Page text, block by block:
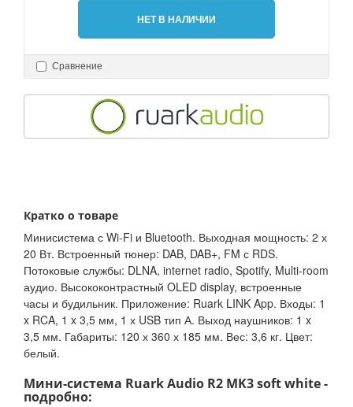
НЕТ В НАЛИЧИИ
Сравнение
Кратко о товаре
Минисистема с Wi-Fi и Bluetooth. Выходная мощность: 2 х
20 Вт. Встроенный тюнер: DAB, DAB+, FM с RDS.
Потоковые службы: DLNA, internet radio, Spotify, Multi-room
аудио. Высококонтрастный OLED display, встроенные
часы и будильник. Приложение: Ruark LINK App. Входы: 1
x RCA, 1 x 3,5 мм, 1 х USB тип А. Выход наушников: 1 x
3,5 мм. Габариты: 120 х 360 х 185 мм. Вес: 3,6 кг. Цвет:
белый.
Мини-система Ruark Audio R2 MK3 soft white -
подробно: